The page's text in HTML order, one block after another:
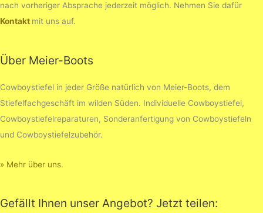
nach vorheriger Absprache jederzeit möglich. Nehmen Sie dafür
Kontakt mit uns auf.
Über Meier-Boots
Cowboystiefel in jeder Größe natürlich von Meier-Boots, dem
Stiefelfachgeschäft im wilden Süden. Individuelle Cowboystiefel,
Cowboystiefelreparaturen, Sonderanfertigung von Cowboystiefeln
und Cowboystiefelzubehör.
» Mehr über uns.
Gefällt Ihnen unser Angebot? Jetzt teilen: